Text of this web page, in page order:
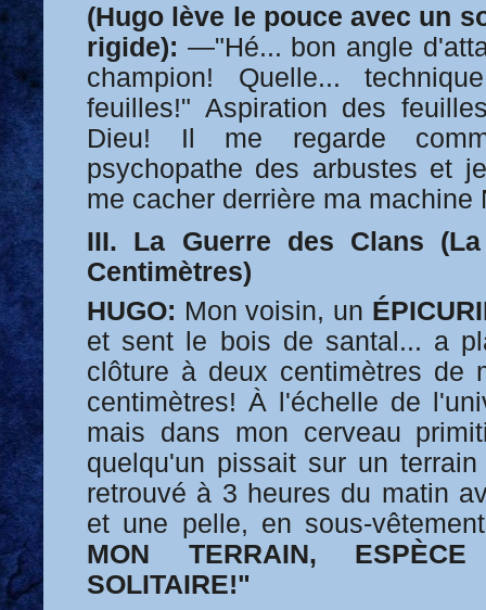
(Hugo lève le pouce avec un
rigide): —"Hé... bon angle
champion! Quelle...
feuilles!" Aspiration des
Dieu! Il me regarde
psychopathe des arbustes et
me cacher derrière ma machine
III. La Guerre des Clans
Centimètres)
HUGO: Mon voisin, un
et sent le bois de santal... a
clôture à deux centimètres de
centimètres! À l'échelle de
mais dans mon cerveau
quelqu'un pissait sur un
retrouvé à 3 heures du matin
et une pelle, en sous-
MON TERRAIN, ESPÈCE
SOLITAIRE!"